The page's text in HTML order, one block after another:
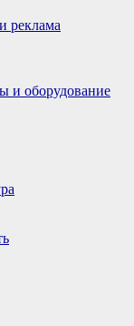
реклама
и оборудование